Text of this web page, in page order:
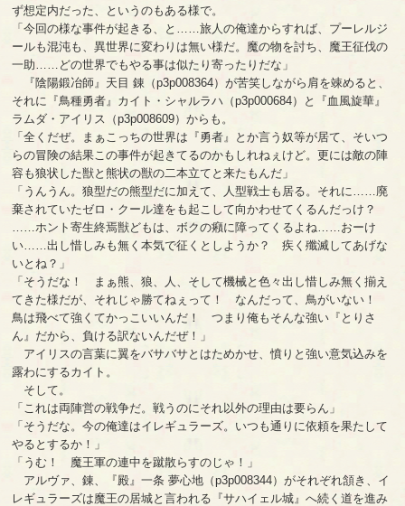
ず想定内だった、というのもある様で。
「今回の様な事件が起きる、と……旅人の俺達からすれば、プーレルジ
ールも混沌も、異世界に変わりは無い様だ。魔の物を討ち、魔王征伐の
一助……どの世界でもやる事は似たり寄ったりだな」
『陰陽鍛冶師』天目 錬（p3p008364）が苦笑しながら肩を竦めると、
それに『鳥種勇者』カイト・シャルラハ（p3p000684）と『血風旋華』
ラムダ・アイリス（p3p008609）からも。
「全くだぜ。まぁこっちの世界は『勇者』とか言う奴等が居て、そいつ
らの冒険の結果この事件が起きてるのかもしれねぇけど。更には敵の陣
容も狼状した獣と熊状の獣の二本立てと来たもんだ」
「うんうん。狼型だの熊型だに加えて、人型戦士も居る。それに……廃
棄されていたゼロ・クール達をも起こして向かわせてくるんだっけ？
……ホント寄生終焉獣どもは、ボクの癪に障ってくるよね……おーけ
い……出し惜しみも無く本気で征くとしようか？ 疾く殲滅してあげな
いとね？」
「そうだな！ まぁ熊、狼、人、そして機械と色々出し惜しみ無く揃え
てきた様だが、それじゃ勝てねぇって！ なんだって、鳥がいない！
鳥は飛べて強くてかっこいいんだ！ つまり俺もそんな強い『とりさ
ん』だから、負ける訳ないんだぜ！」
アイリスの言葉に翼をバサバサとはためかせ、憤りと強い意気込みを
露わにするカイト。
そして。
「これは両陣営の戦争だ。戦うのにそれ以外の理由は要らん」
「そうだな。今の俺達はイレギュラーズ。いつも通りに依頼を果たして
やるとするか！」
「うむ！ 魔王軍の連中を蹴散らすのじゃ！」
アルヴァ、錬、『殿』一条 夢心地（p3p008344）がそれぞれ頷き、イ
レギュラーズは魔王の居城と言われる『サハイェル城』へ続く道を進み